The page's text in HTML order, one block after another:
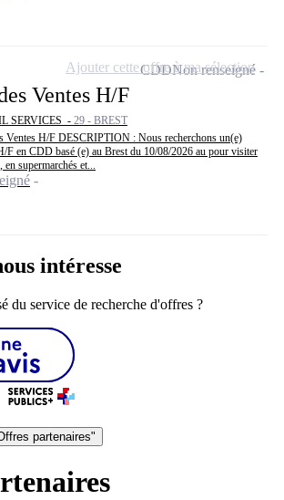
Ventes H/F
SERVICES - 29 - BREST
Ventes H/F DESCRIPTION : Nous recherchons un(e)
F en CDD basé (e) au Brest du 10/08/2026 au pour visiter
supermarchés et...
CDDNon renseigné
Ajouter cette offre à ma sélection
intéresse
du service de recherche d'offres ?
partenaires"